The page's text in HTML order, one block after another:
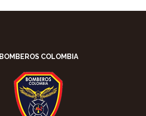
BOMBEROS COLOMBIA